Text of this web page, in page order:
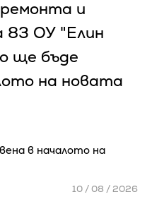
и
83 ОУ "Елин
ще бъде
на новата
в началото на
10 / 08 / 2026